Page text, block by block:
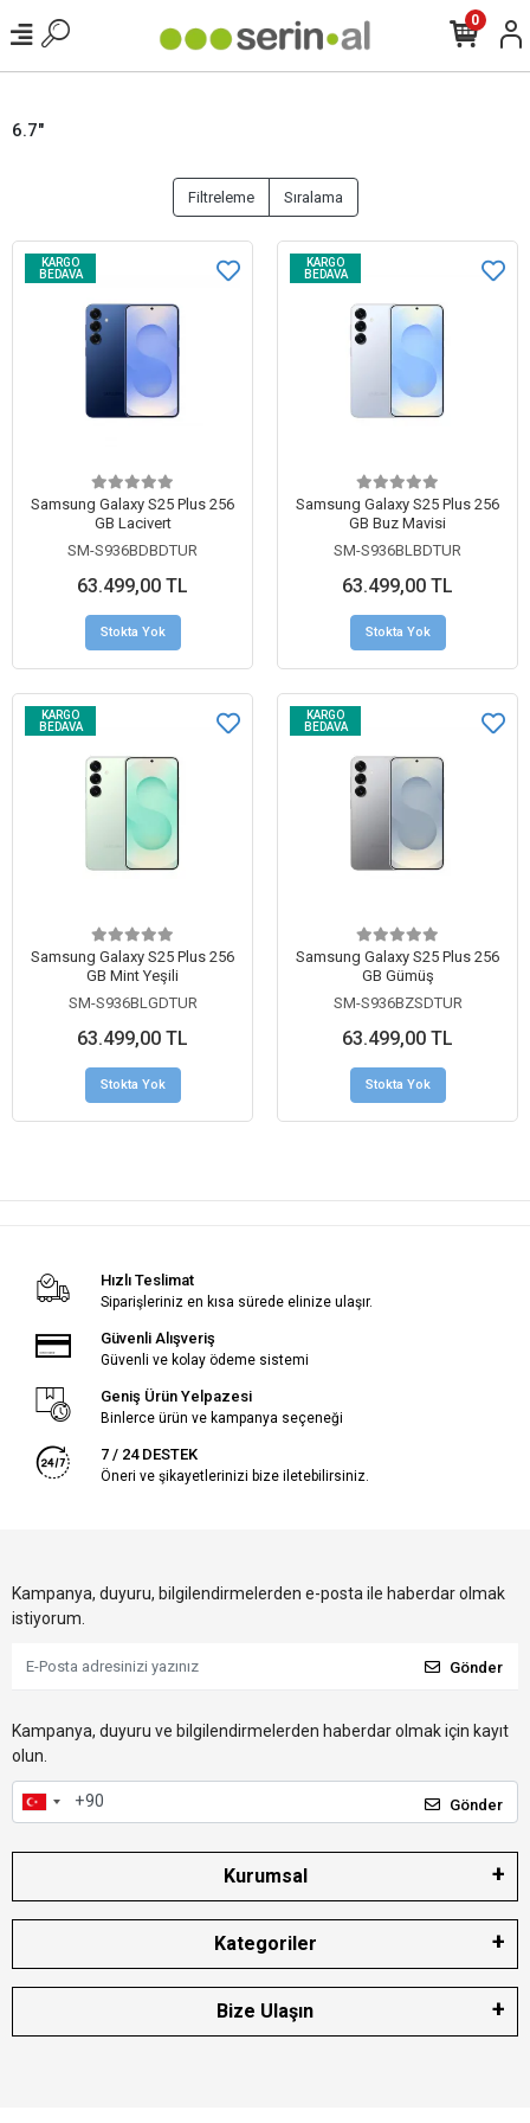
0
6.7"
Filtreleme Sıralama
KARGO
BEDAVA
Samsung Galaxy S25 Plus 256
GB Lacivert
SM-S936BDBDTUR
63.499,00 TL
Stokta Yok
KARGO
BEDAVA
Samsung Galaxy S25 Plus 256
GB Buz Mavisi
SM-S936BLBDTUR
63.499,00 TL
Stokta Yok
KARGO
BEDAVA
Samsung Galaxy S25 Plus 256
GB Mint Yeşili
SM-S936BLGDTUR
63.499,00 TL
Stokta Yok
KARGO
BEDAVA
Samsung Galaxy S25 Plus 256
GB Gümüş
SM-S936BZSDTUR
63.499,00 TL
Stokta Yok
Hızlı Teslimat
Siparişleriniz en kısa sürede elinize ulaşır.
Güvenli Alışveriş
Güvenli ve kolay ödeme sistemi
Geniş Ürün Yelpazesi
Binlerce ürün ve kampanya seçeneği
7 / 24 DESTEK
Öneri ve şikayetlerinizi bize iletebilirsiniz.
Kampanya, duyuru, bilgilendirmelerden e-posta ile haberdar olmak
istiyorum.
Gönder
Kampanya, duyuru ve bilgilendirmelerden haberdar olmak için kayıt
olun.
Gönder
Kurumsal
Kategoriler
Bize Ulaşın